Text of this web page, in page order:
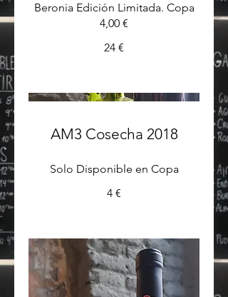
Beronia Edición Limitada. Copa
4,00 €
24 €
AM3 Cosecha 2018
Solo Disponible en Copa
4 €